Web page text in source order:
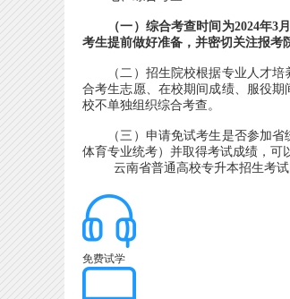
（一）综合考查时间为2024年
考生提前做好准备，并密切关注报考
（二）招生院校根据专业人才培
合考生志愿、在校期间成绩、服役
校不单独组织综合考查。
（三）申请免试考生是否参加省
体育专业统考）并取得考试成绩，可
云南省普通高校专升本招生考
免费试学